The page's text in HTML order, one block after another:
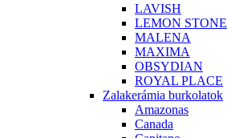
LAVISH
LEMON STONE
MALENA
MAXIMA
OBSYDIAN
ROYAL PLACE
Zalakerámia burkolatok
Amazonas
Canada